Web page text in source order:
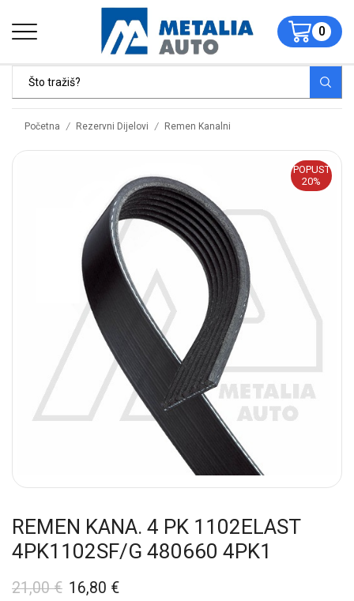
0
Početna / Rezervni Dijelovi / Remen Kanalni
POPUST
20%
REMEN KANA. 4 PK 1102ELAST
4PK1102SF/G 480660 4PK1
21,00€ 16,80 €